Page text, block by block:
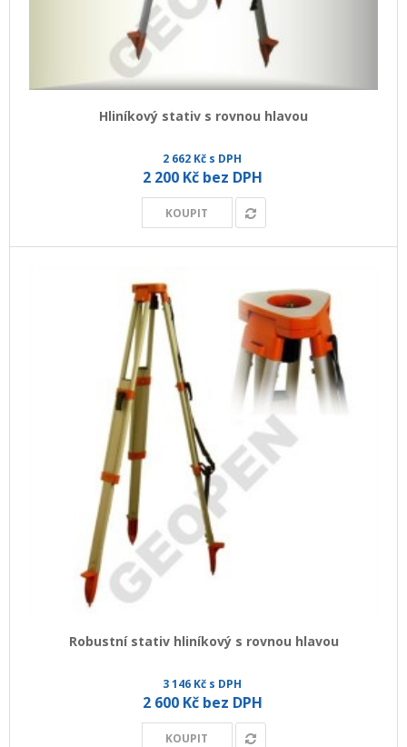
Hliníkový stativ s rovnou hlavou
2 662 Kč s DPH
2 200 Kč bez DPH
KOUPIT
Robustní stativ hliníkový s rovnou hlavou
3 146 Kč s DPH
2 600 Kč bez DPH
KOUPIT